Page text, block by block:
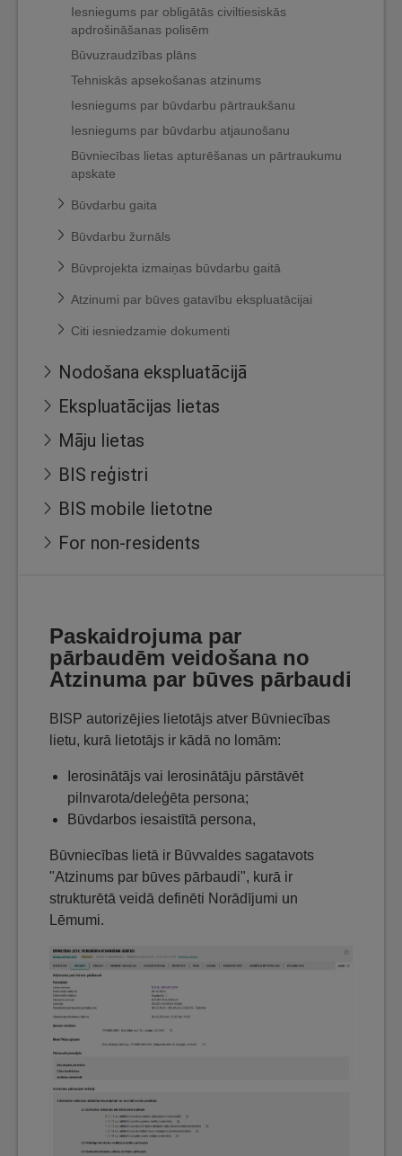
Iesniegums par obligātās civiltiesiskās
apdrošināšanas polisēm
Būvuzraudzības plāns
Tehniskās apsekošanas atzinums
Iesniegums par būvdarbu pārtraukšanu
Iesniegums par būvdarbu atjaunošanu
Būvniecības lietas apturēšanas un pārtraukumu
apskate
Būvdarbu gaita
Būvdarbu žurnāls
Būvprojekta izmaiņas būvdarbu gaitā
Atzinumi par būves gatavību ekspluatācijai
Citi iesniedzamie dokumenti
Nodošana ekspluatācijā
Ekspluatācijas lietas
Māju lietas
BIS reģistri
BIS mobile lietotne
For non-residents
Paskaidrojuma par
pārbaudēm veidošana no
Atzinuma par būves pārbaudi
BISP autorizējies lietotājs atver Būvniecības
lietu, kurā lietotājs ir kādā no lomām:
Ierosinātājs vai Ierosinātāju pārstāvēt
pilnvarota/deleģēta persona;
Būvdarbos iesaistītā persona,
Būvniecības lietā ir Būvvaldes sagatavots
"Atzinums par būves pārbaudi", kurā ir
strukturētā veidā definēti Norādījumi un
Lēmumi.